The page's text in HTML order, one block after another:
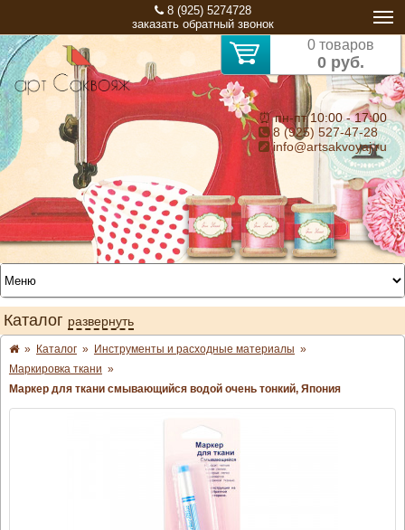
8 (925) 5274728
заказать обратный звонок
0 товаров
0 руб.
⏰ пн-пт 10:00 - 17:00
8 (925) 527-47-28
info@artsakvoyaj.ru
Каталог развернуть
» Каталог » Инструменты и расходные материалы »
Маркировка ткани »
Маркер для ткани смывающийся водой очень тонкий, Япония